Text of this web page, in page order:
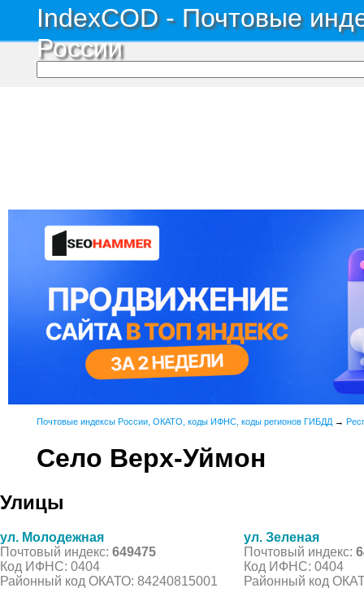
IndexCOD - Почтовые
России
Почтовые индексы России, ОКАТО, коды ИФНС, коды регионов ГИБДД →
Село Верх-Уймон
Улицы
ул. Молодежная
Почтовый индекс: 649475
Код ИФНС: 0404
Районный код ОКАТО: 84240815001
ул. Зеленая
Почтовый индекс:
Код ИФНС: 0404
Районный код